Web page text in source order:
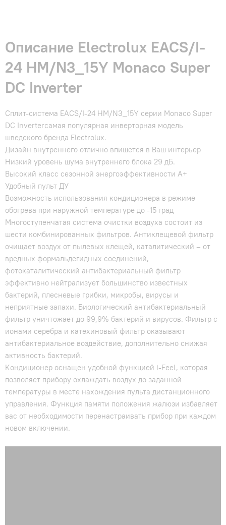
Описание Electrolux EACS/I-
24 HM/N3_15Y Monaco Super
DC Inverter
Сплит-система EACS/I-24 HM/N3_15Y серии Monaco Super
DC Inverterсамая популярная инверторная модель
шведского бренда Electrolux.
Дизайн внутреннего отлично впишется в Ваш интерьер
Низкий уровень шума внутреннего блока 29 дБ.
Высокий класс сезонной энергоэффективности А+
Удобный пульт ДУ
Возможность использования кондиционера в режиме
обогрева при наружной температуре до -15 град
Многоступенчатая система очистки воздуха состоит из
шести комбинированных фильтров. Антиклещевой фильтр
очищает воздух от пылевых клещей, каталитический – от
вредных формальдегидных соединений,
фотокаталитический антибактериальный фильтр
эффективно нейтрализует большинство известных
бактерий, плесневые грибки, микробы, вирусы и
неприятные запахи. Биологический антибактериальный
фильтр уничтожает до 99,9% бактерий и вирусов. Фильтр с
ионами серебра и катехиновый фильтр оказывают
антибактериальное воздействие, дополнительно снижая
активность бактерий.
Кондиционер оснащен удобной функцией i-Feel, которая
позволяет прибору охлаждать воздух до заданной
температуры в месте нахождения пульта дистанционного
управления. Функция памяти положения жалюзи избавляет
вас от необходимости перенастраивать прибор при каждом
новом включении.